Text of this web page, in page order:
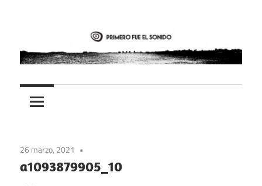
Primero
fue
el
sonido
PFES
26 marzo, 2021
a1093879905_10